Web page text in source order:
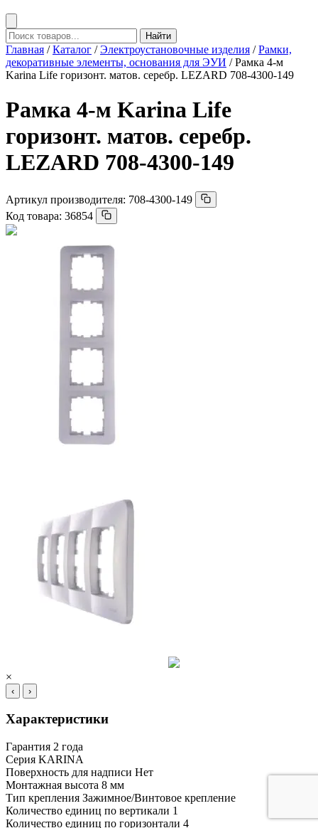
Найти
Главная /Каталог /Электроустановочные изделия /Рамки,
декоративные элементы, основания для ЭУИ / Рамка 4-м
Karina Life горизонт. матов. серебр. LEZARD 708-4300-149
Рамка 4-м Karina Life
горизонт. матов. серебр.
LEZARD 708-4300-149
Артикул производителя: 708-4300-149
Код товара: 36854
×
‹ ›
Характеристики
Гарантия 2 года
Серия KARINA
Поверхность для надписи Нет
Монтажная высота 8 мм
Тип крепления Зажимное/Винтовое крепление
Количество единиц по вертикали 1
Количество единиц по горизонтали 4